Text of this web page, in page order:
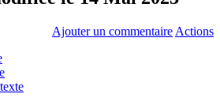
Ajouter un commentaire Actions